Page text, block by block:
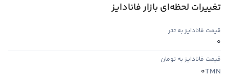
تغییرات لحظه‌ای بازار فانادایز
قیمت فانادایز به تتر
0
قیمت فانادایز به تومان
TMN
0